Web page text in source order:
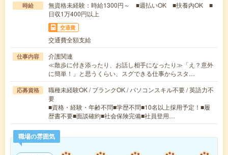
時給
無資格未経験：時給1300円～ ■週払いOK ■扶養内OK ■
日収1万400円以上
交通費
交通費全額支給
仕事内容
介護関連
≪散歩に付き添ったり、お話し相手になったり≫「え？意外
に簡単！」と思うくらい、スグできる仕事からスタ…
応募資格
職種未経験OK / ブランクOK / パソコンスキル不要 / 英語力不
要
■資格・経験・年齢不問■学歴不問■10名以上採用予定！■履
歴書不要■面談確約■社会保険完備■社員登用…
職場の雰囲気